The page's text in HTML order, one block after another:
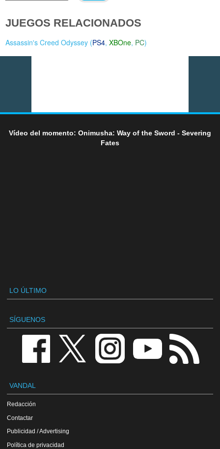
JUEGOS RELACIONADOS
Assassin's Creed Odyssey (PS4,XBOne, PC)
Vídeo del momento: Onimusha: Way of the Sword - Severing
Fates
LO ÚLTIMO
SÍGUENOS
VANDAL
Redacción
Contactar
Publicidad / Advertising
Política de privacidad